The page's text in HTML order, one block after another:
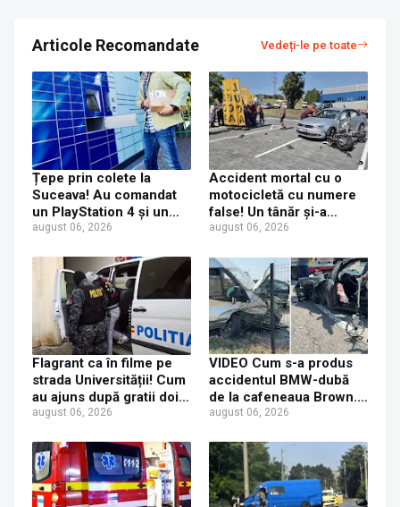
Articole Recomandate Vedeți-le pe toate
Țepe prin colete la
Suceava! Au comandat
un PlayStation 4 și un
iPhone 17 Pro Max, dar
o jucărie de plastic
august 06, 2026
Accident mortal cu o
motocicletă cu numere
false! Un tânăr și-a
pierdut viața după ce un
asigure
august 06, 2026
Flagrant ca în filme pe
strada Universității! Cum
au ajuns după gratii doi
tineri care au furat
august 06, 2026
VIDEO Cum s-a produs
accidentul BMW-dubă
de la cafeneaua Brown.
Concluzia polițiștilor
august 06, 2026